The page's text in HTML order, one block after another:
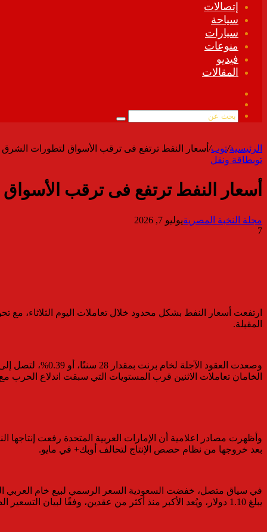
إتصالات
سياحة
سيارات
منوعات
فيديو
المقالات
الموقع
بحث
الرئيسية/توب/ أسعار النفط ترتفع فى ترقب الأسواق لتطورات
توبطاقة ونقل
أسعار النفط ترتفع فى ترقب
مجلة النخبة المصريةيوليو 7, 2026
7
ارتفعت أسعار النفط بشكل محدود خلال تعاملات اليوم الثلاثاء، مع
المقبلة.
الخامان تعاملات الاثنين قرب المستويات التي سبقت اندلاع الحرب
بعد خروجها من نظام حصص الإنتاج لتحالف أوبك+ في مايو.
يبلغ 1.10 دولار، ويُعد الأكبر منذ أكثر من عقدين، وفقًا لبيان التسعير الصادر عن أرامكو السعودية.